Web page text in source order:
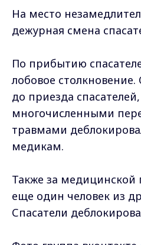
На место
дежурная смена
По прибытию
лобовое
до приезда
многочисленными
травмами
медикам.
Также за
еще один человек из
Спасатели